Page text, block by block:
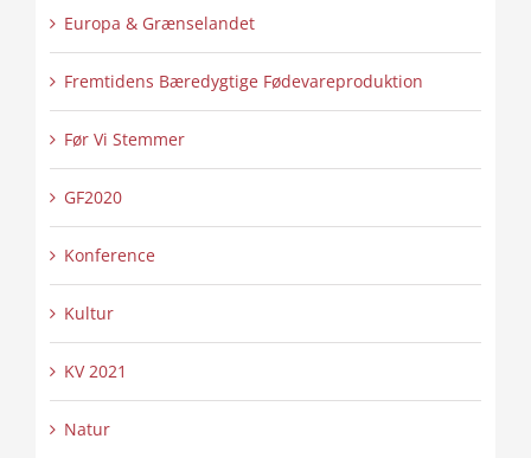
Europa & Grænselandet
Fremtidens Bæredygtige Fødevareproduktion
Før Vi Stemmer
GF2020
Konference
Kultur
KV 2021
Natur